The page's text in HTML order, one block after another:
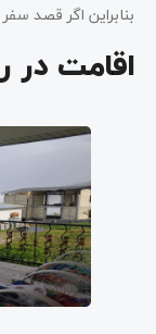
بنابراین اگر قصد
اقامت در